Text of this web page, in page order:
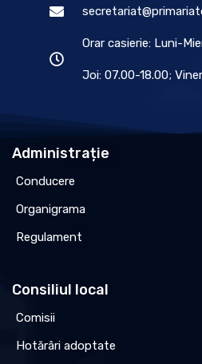
Orar casierie: Luni-
Joi: 07.00-18.00;
Administrație
Conducere
Organigrama
Regulament
Consiliul local
Comisii
Hotărâri adoptate